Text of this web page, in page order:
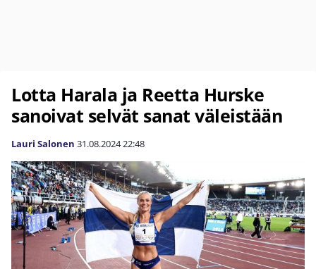
Lotta Harala ja Reetta Hurske
sanoivat selvät sanat väleistään
Lauri Salonen 31.08.202422:48